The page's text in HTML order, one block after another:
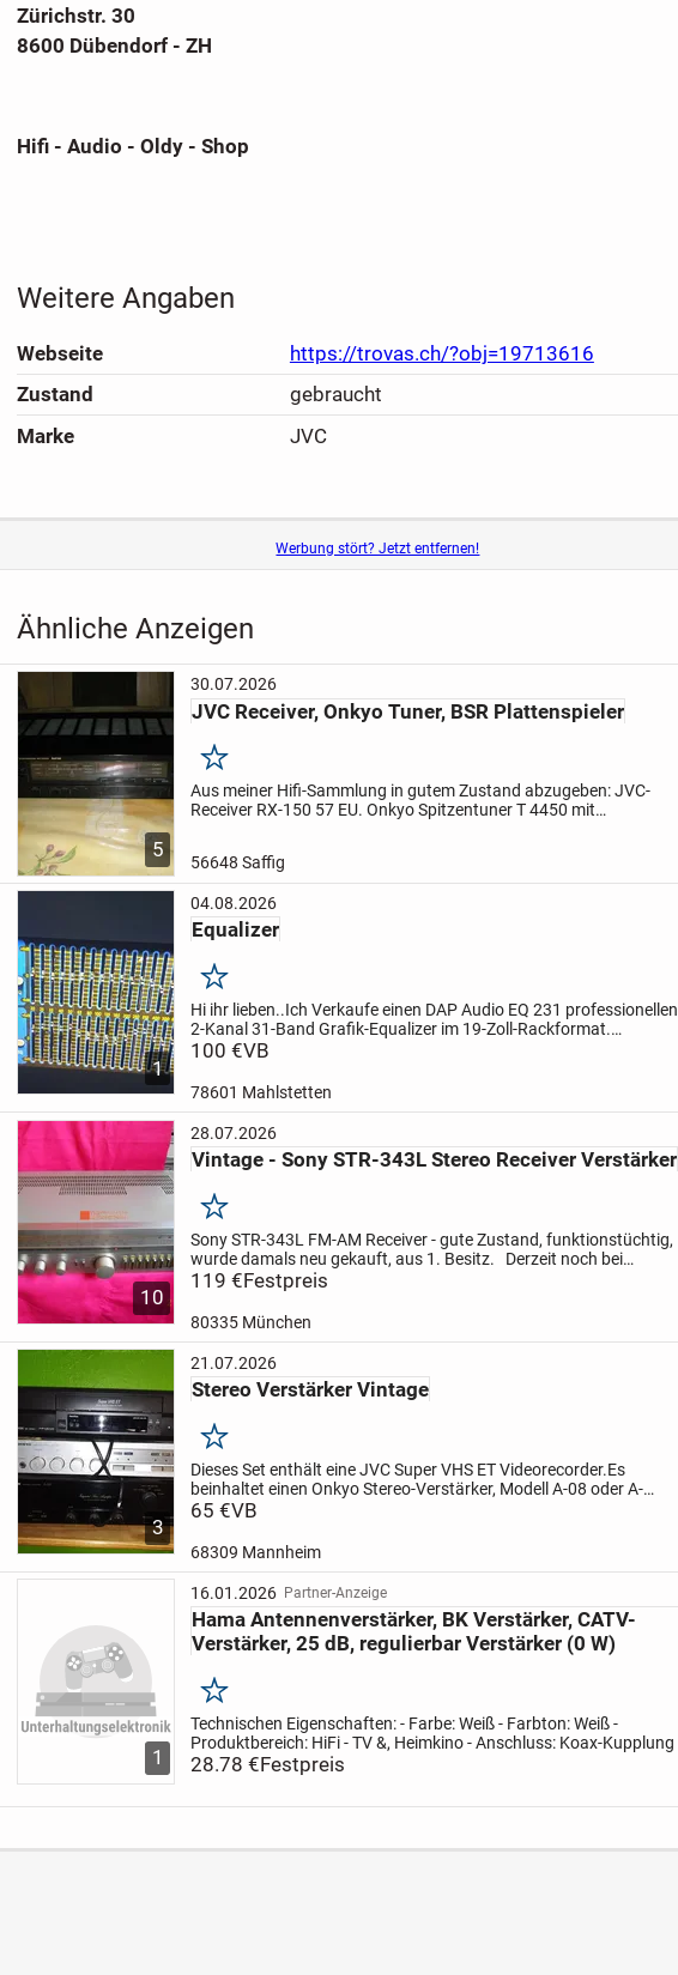
Zürichstr. 30
8600 Dübendorf - ZH
Hifi - Audio - Oldy - Shop
Weitere Angaben
Webseite
https://trovas.ch/?obj=19713616
Zustand
gebraucht
Marke
JVC
Werbung stört? Jetzt entfernen!
Ähnliche Anzeigen
5
30.07.2026
JVC Receiver, Onkyo Tuner, BSR Plattenspieler
Merken
Aus meiner Hifi-Sammlung in gutem Zustand abzugeben: JVC-
Receiver RX-150 57 EU. Onkyo Spitzentuner T 4450 mit
56648 Saffig
1
04.08.2026
Equalizer
Merken
Hi ihr lieben..Ich Verkaufe einen DAP Audio EQ 231 professionellen
2-Kanal 31-Band Grafik-Equalizer im 19-Zoll-Rackformat.
Technische Details & Ausstattung:
100 €VB
78601 Mahlstetten
10
28.07.2026
Vintage - Sony STR-343L Stereo Receiver Verstärker
Merken
Sony STR-343L FM-AM Receiver - gute Zustand, funktionstüchtig,
wurde damals neu gekauft, aus 1. Besitz.
Derzeit noch bei
Marktoberdorf im schönen Allgäu (B12) gelagert, Übergabe in
Landsberg/Lech...
119 €Festpreis
80335 München
3
21.07.2026
Stereo Verstärker Vintage
Merken
Dieses Set enthält eine JVC Super VHS ET Videorecorder.Es
beinhaltet einen Onkyo Stereo-Verstärker, Modell A-08 oder A-
05.Zudem ist ein Pioneer Stereo-Verstärker, Modell A-227, Teil des
65 €VB
68309 Mannheim
1
16.01.2026 Partner-Anzeige
Hama Antennenverstärker, BK Verstärker, CATV-
Verstärker, 25 dB, regulierbar Verstärker (0 W)
Merken
Technischen Eigenschaften:- Farbe: Weiß- Farbton: Weiß-
Produktbereich: HiFi- TV &, Heimkino- Anschluss: Koax-Kupplung
Koax-Stecker- Dämpfungsregler Wert: 13 dB
28.78 €Festpreis